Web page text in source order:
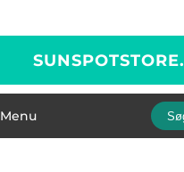
SUNSPOTSTORE.
Menu